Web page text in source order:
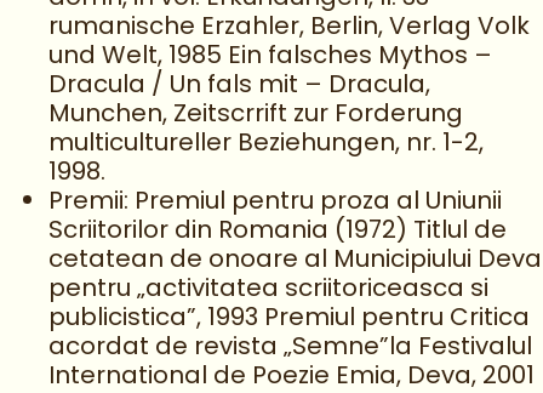
rumanische Erzahler, Berlin, Verlag Volk
und Welt, 1985 Ein falsches Mythos –
Dracula / Un fals mit – Dracula,
Munchen, Zeitscrrift zur Forderung
multicultureller Beziehungen, nr. 1-2,
1998.
Premii: Premiul pentru proza al Uniunii
Scriitorilor din Romania (1972) Titlul de
cetatean de onoare al Municipiului Deva
pentru „activitatea scriitoriceasca si
publicistica”, 1993 Premiul pentru Critica
acordat de revista „Semne”la Festivalul
International de Poezie Emia, Deva, 2001